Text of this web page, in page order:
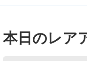
本日のレ